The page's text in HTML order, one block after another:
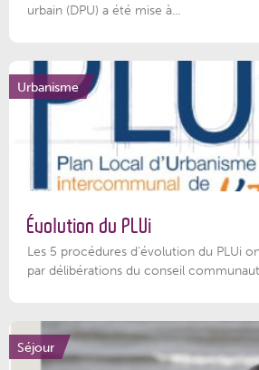
urbain (DPU) a été mise à...
Urbanisme
Évolution du PLUi
Les 5 procédures d’évolution du PLUi
par délibérations du conseil
Séjour